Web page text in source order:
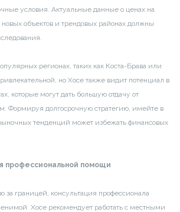
условия. Актуальные данные о ценах на
объектов и трендовых районах должны
регионах, таких как Коста-Брава или
но Хосе также видит потенциал в
которые могут дать большую отдачу от
Формируя долгосрочную стратегию, имейте в
тенденций может избежать финансовых
профессиональной помощи
за границей, консультация профессионала
Хосе рекомендует работать с местными